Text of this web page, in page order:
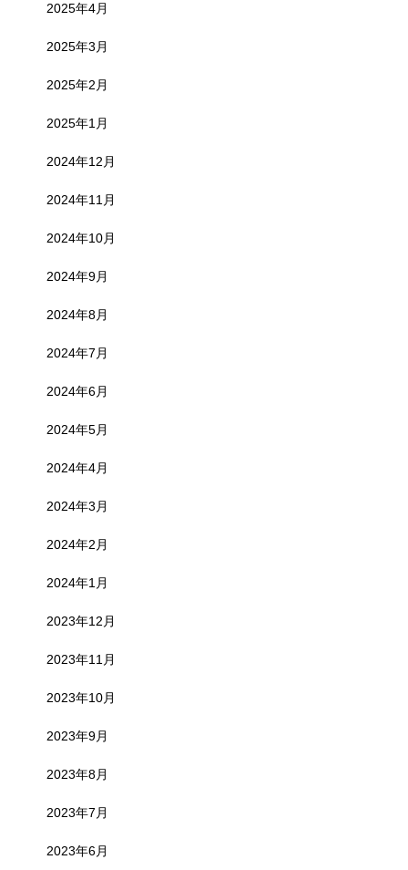
2025年4月
2025年3月
2025年2月
2025年1月
2024年12月
2024年11月
2024年10月
2024年9月
2024年8月
2024年7月
2024年6月
2024年5月
2024年4月
2024年3月
2024年2月
2024年1月
2023年12月
2023年11月
2023年10月
2023年9月
2023年8月
2023年7月
2023年6月